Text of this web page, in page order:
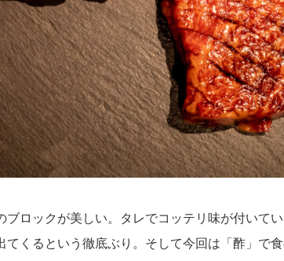
ロックが美しい。タレでコッテリ味が付いて
くるという徹底ぶり。そして今回は「酢」で